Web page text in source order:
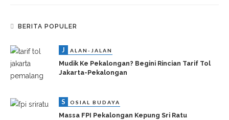
BERITA POPULER
J ALAN-JALAN
Mudik Ke Pekalongan? Begini Rincian Tarif Tol
Jakarta-Pekalongan
S OSIAL BUDAYA
Massa FPI Pekalongan Kepung Sri Ratu